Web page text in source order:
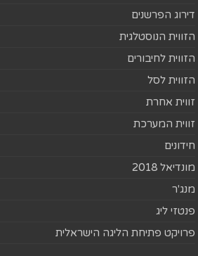
דירוג הפרשנים
הזווית הנוסטלגית
הזווית לחיבורים
הזווית לסל
זווית אחרת
זווית המערכת
חידונים
מונדיאל 2018
מנג'ר
פנטזי ליג
פרויקט פתיחת הליגה הישראלית